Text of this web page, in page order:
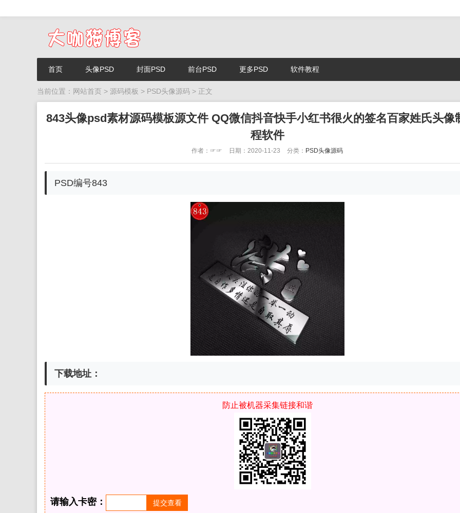
首页 头像PSD 封面PSD 前台PSD 更多PSD 软件教程
当前位置： 网站首页 > 源码模板 > PSD头像源码 > 正文
843头像psd素材源码模板源文件 QQ微信抖音快手小红书很火的签名百家姓氏头像
程软件
作者：☞☞ 日期：2020-11-23 分类： PSD头像源码
PSD编号843
下载地址：
防止被机器采集链接和谐
请输入卡密：